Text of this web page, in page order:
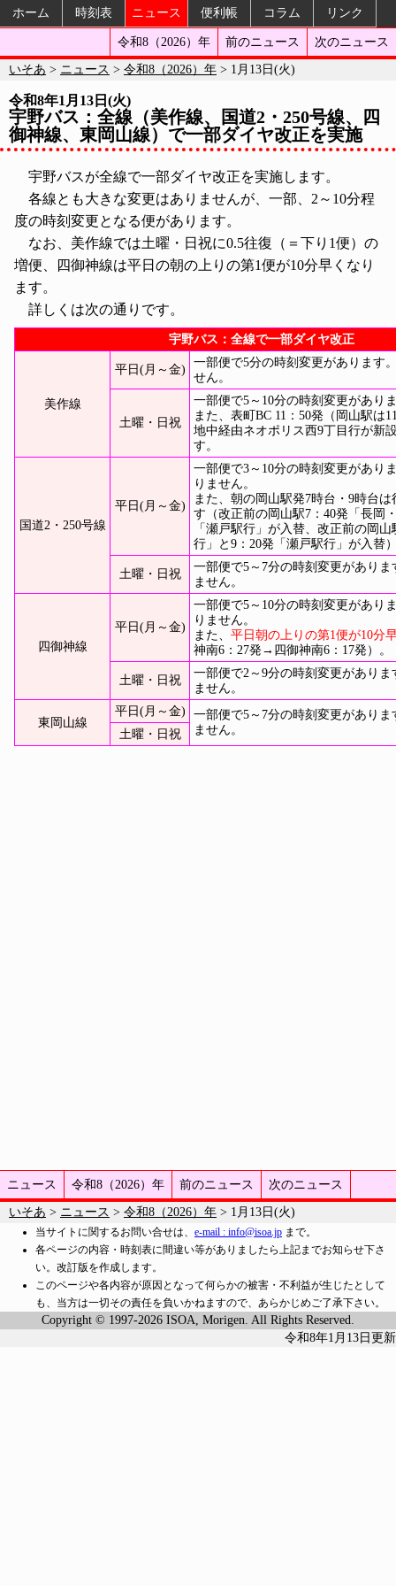
ホーム 時刻表 ニュース 便利帳 コラム リンク
令和8（2026）年 前のニュース 次のニュース
いそあ > ニュース > 令和8（2026）年 > 1月13日(火)
令和8年1月13日(火)
宇野バス：全線（美作線、国道2・250号線、四
御神線、東岡山線）で一部ダイヤ改正を実施
宇野バスが全線で一部ダイヤ改正を実施します。
各線とも大きな変更はありませんが、一部、2～10分程
度の時刻変更となる便があります。
なお、美作線では土曜・日祝に0.5往復（＝下り1便）の
増便、四御神線は平日の朝の上りの第1便が10分早くなり
ます。
詳しくは次の通りです。
宇野バス：全線で一部ダイヤ改正
美作線
平日(月～金)
一部便で5分の時刻変更があります
せん。
土曜・日祝
一部便で5～10分の時刻変更があり
また、表町BC 11：50発（岡山駅は
地中経由ネオポリス西9丁目行が新
す。
国道2・250号線
平日(月～金)
一部便で3～10分の時刻変更があり
りません。
また、朝の岡山駅発7時台・9時台
す（改正前の岡山駅7：40発「長岡
「瀬戸駅行」が入替、改正前の岡
行」と9：20発「瀬戸駅行」が入替
土曜・日祝
一部便で5～7分の時刻変更があり
ません。
四御神線
平日(月～金)
一部便で5～10分の時刻変更があり
りません。
また、平日朝の上りの第1便が10分
神南6：27発→四御神南6：17発）。
土曜・日祝
一部便で2～9分の時刻変更があり
ません。
東岡山線
平日(月～金)
一部便で5～7分の時刻変更があり
ません。
土曜・日祝
ニュース 令和8（2026）年 前のニュース 次のニュース
いそあ > ニュース > 令和8（2026）年 > 1月13日(火)
当サイトに関するお問い合せは、 e-mail : info@isoa.jp まで。
各ページの内容・時刻表に間違い等がありましたら上記までお知らせ下さ
い。改訂版を作成します。
このページや各内容が原因となって何らかの被害・不利益が生じたとして
も、当方は一切その責任を負いかねますので、あらかじめご了承下さい。
Copyright © 1997-2026 ISOA, Morigen. All Rights Reserved.
令和8年1月13日更新